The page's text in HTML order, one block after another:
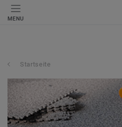
MENU
Startseite